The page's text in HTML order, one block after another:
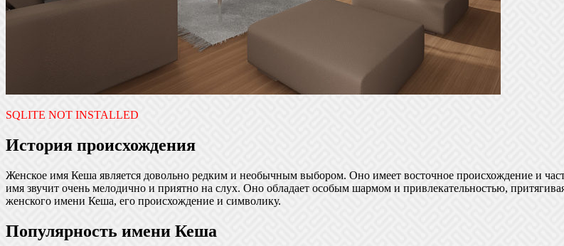
SQLITE NOT INSTALLED
История происхождения
Женское имя Кеша является довольно редким и необычным выбором. Оно имеет восточное происхождение и
имя звучит очень мелодично и приятно на слух. Оно обладает особым шармом и привлекательностью,
женского имени Кеша, его происхождение и символику.
Популярность имени Кеша